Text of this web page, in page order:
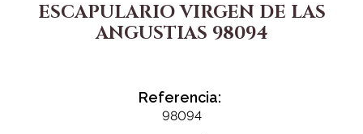
ESCAPULARIO VIRGEN DE LAS
ANGUSTIAS 98094
Referencia:
98094